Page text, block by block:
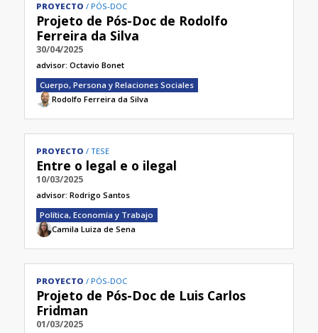
PROYECTO PÓS-DOC
Projeto de Pós-Doc de Rodolfo
Ferreira da Silva
30/04/2025
advisor: Octavio Bonet
Cuerpo, Persona y Relaciones Sociales
Rodolfo Ferreira da Silva
PROYECTO TESE
Entre o legal e o ilegal
10/03/2025
advisor: Rodrigo Santos
Política, Economía y Trabajo
Camila Luiza de Sena
PROYECTO PÓS-DOC
Projeto de Pós-Doc de Luis Carlos
Fridman
01/03/2025